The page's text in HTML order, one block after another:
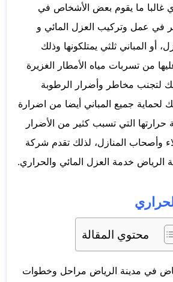
غالبا ما يقوم بعض الأشخاص في
في عمل وتركيب العزل المائي و
أو المباني ثلثي يمتلكونها وذلك
من تسربات مياه الأمطار الغزيرة
لتجنب مخاطر وأضرار الرطوبة
لحماية جميع المباني أيضا من اضرارة
التي تسبب كثير من الأضرار
وأصحاب المنازل، لذلك تقدم شركة
الرياض خدمة العزل المائي والحراري.
محتوي المقالة
في مدينة الرياض مراحل وخطوات